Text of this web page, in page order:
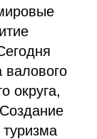
валового
округа,